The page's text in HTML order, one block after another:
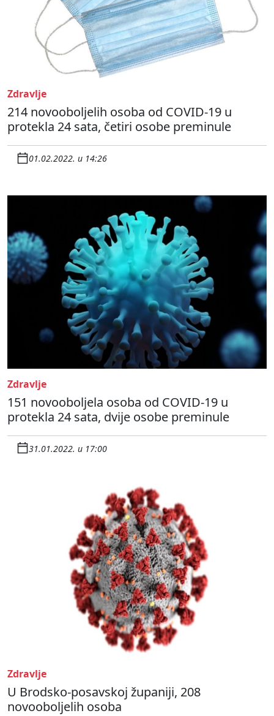
Zdravlje
214 novooboljelih osoba od COVID-19 u
protekla 24 sata, četiri osobe preminule
01.02.2022. u 14:26
Zdravlje
151 novooboljela osoba od COVID-19 u
protekla 24 sata, dvije osobe preminule
31.01.2022. u 17:00
Zdravlje
U Brodsko-posavskoj županiji, 208
novooboljelih osoba